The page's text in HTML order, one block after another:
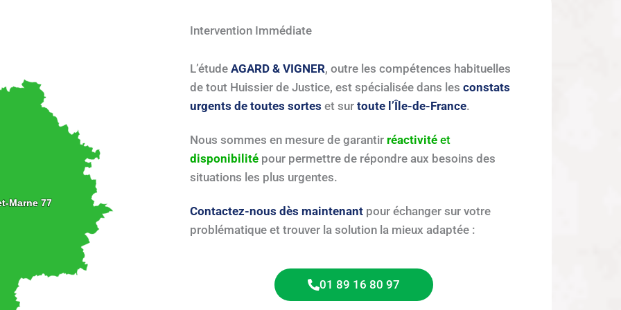
Marne 77
Marne 77
Intervention Immédiate
L’étude AGARD & VIGNER, outre les compétences habituelles
de tout Huissier de Justice, est spécialisée dans les constats
urgents de toutes sortes et sur toute l’Île-de-France.
Nous sommes en mesure de garantir réactivité et
disponibilité pour permettre de répondre aux besoins des
situations les plus urgentes.
Contactez-nous dès maintenant pour échanger sur votre
problématique et trouver la solution la mieux adaptée :
01 89 16 80 97